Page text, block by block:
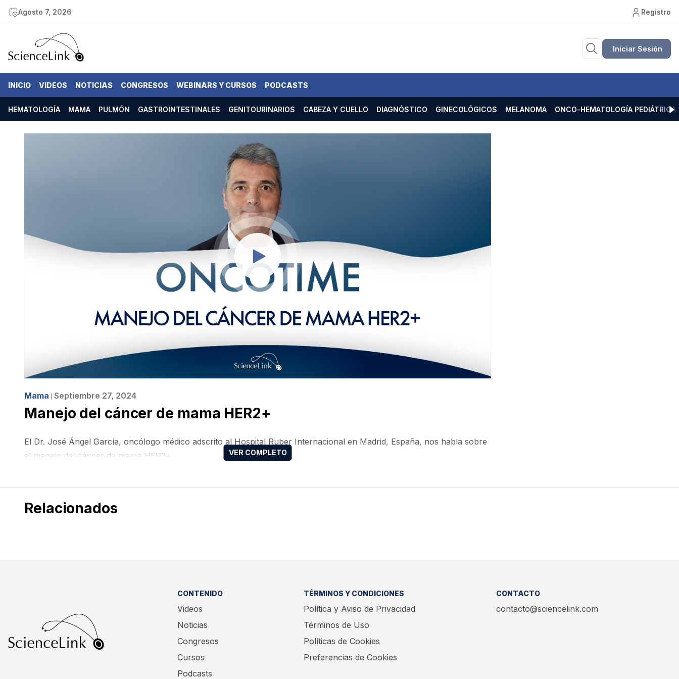
Agosto 7, 2026 Registro
Iniciar Sesión
INICIO VIDEOS NOTICIAS CONGRESOS WEBINARS Y CURSOS PODCASTS
HEMATOLOGÍA MAMA PULMÓN GASTROINTESTINALES GENITOURINARIOS CABEZA Y CUELLO DIAGNÓSTICO GINECOLÓGICOS MELANOMA ONCO-HEMATOLOGÍA PEDIÁTRICA
Mama ❘ Septiembre 27, 2024
Manejo del cáncer de mama HER2+
El Dr. José Ángel García, oncólogo médico adscrito al Hospital Ruber Internacional en Madrid, España, nos habla sobre
el manejo del cáncer de mama HER2+.
Relacionados
CONTENIDO
Videos
Noticias
Congresos
Cursos
Podcasts
TÉRMINOS Y CONDICIONES
Política y Aviso de Privacidad
Términos de Uso
Políticas de Cookies
Preferencias de Cookies
CONTACTO
contacto@sciencelink.com